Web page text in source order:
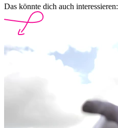
Das könnte dich auch interessieren: